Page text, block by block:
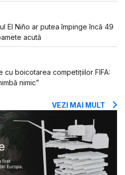
El Niño ar putea împinge încă 49
acută
cu boicotarea competițiilor FIFA:
nimic”
VEZI MAI MULT